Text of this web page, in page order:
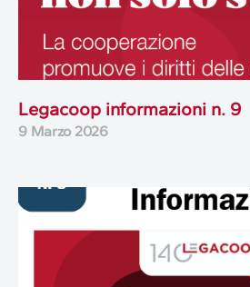
Legacoop informazioni n. 9
9 Marzo 2026